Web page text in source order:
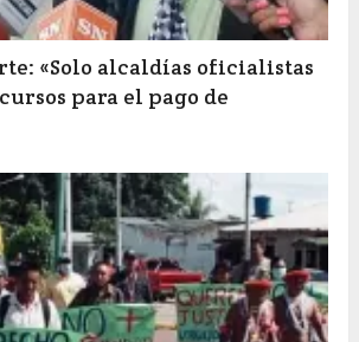
«Solo alcaldías oficialistas
para el pago de